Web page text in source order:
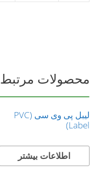
محصولات مرتبط
لیبل پی وی سی (PVC
Label)
اطلاعات بیشتر